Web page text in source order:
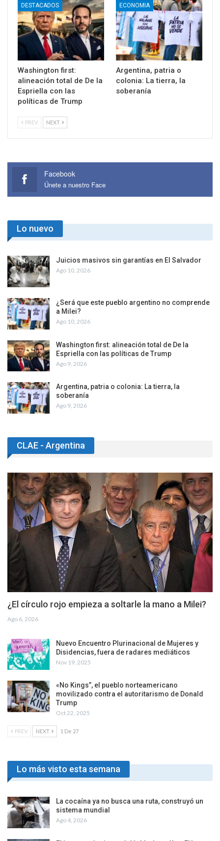
DESTACADOS
Washington first:
alineación total de De la
Espriella con las
políticas de Trump
ECONOMIA
Argentina, patria o
colonia: La tierra, la
soberanía
PREV NEXT
Facebook
Únete a nuestro Face
Lo nuevo
Juicios masivos sin garantías en El Salvador
Ago 10, 2026
¿Será que este pueblo argentino no comprende
a Milei?
Ago 10, 2026
Washington first: alineación total de De la
Espriella con las políticas de Trump
Ago 9, 2026
Argentina, patria o colonia: La tierra, la
soberanía
Ago 9, 2026
CLAE - Argentina
¿El círculo rojo empieza a soltarle la mano a Milei?
Ago 6, 2026
Nuevo Encuentro Plurinacional de Mujeres y
Disidencias, fuera de radares mediáticos
Nov 19, 2025
«No Kings”, el pueblo norteamericano
movilizado contra el autoritarismo de Donald
Trump
Oct 22, 2025
PREV NEXT 1 De 27
Lo más visto esta semana
La cocaína ya no busca una ruta, construyó un
sistema mundial
Ago 4, 2026